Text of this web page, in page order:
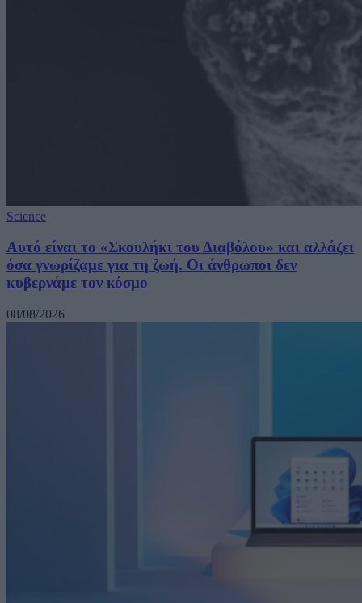
Science
Αυτό είναι το «Σκουλήκι του Διαβόλου» και αλλάζει
όσα γνωρίζαμε για τη ζωή. Οι άνθρωποι δεν
κυβερνάμε τον κόσμο
08/08/2026